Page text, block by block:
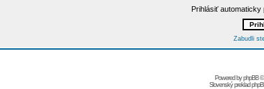
Prihlásiť
Zabudli
Powered byphpBB©
Slovenský preklad